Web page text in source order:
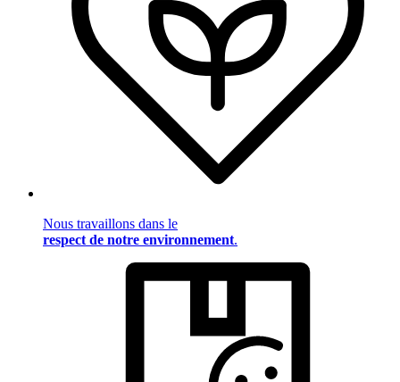
Nous travaillons dans le
respect de notre environnement.